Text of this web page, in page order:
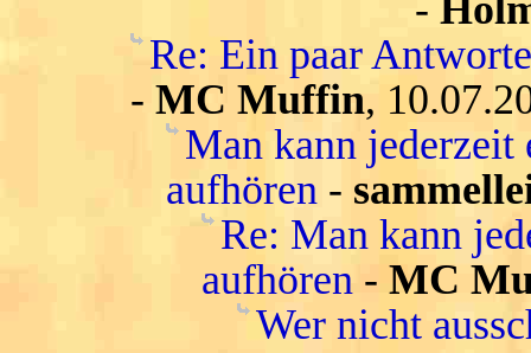
Re: Ein paar
- MC Muffin,
Man kann
aufhören -
Re: Man kann
aufhören - MC
Wer nicht